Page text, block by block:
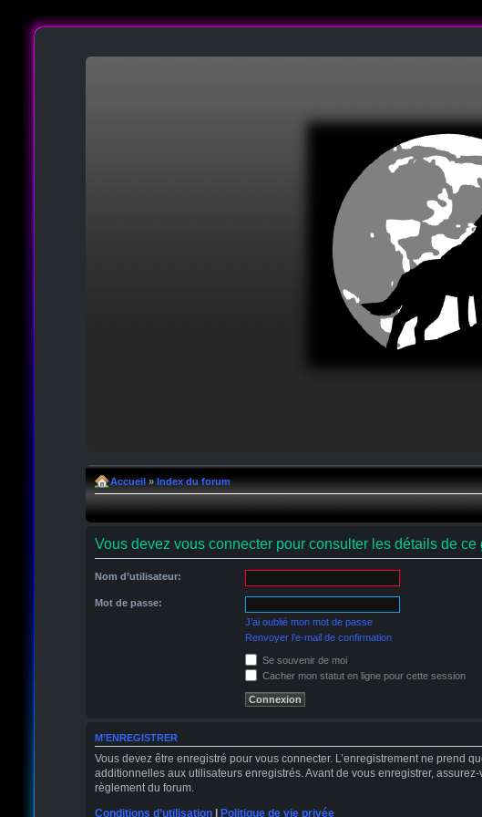
Accueil» Index du forum
Vous devez vous connecter pour consulter les détails de ce
Nom d’utilisateur:
Mot de passe:
J’ai oublié mon mot de passe
Renvoyer l’e-mail de confirmation
Se souvenir de moi
Cacher mon statut en ligne pour cette session
M’ENREGISTRER
Vous devez être enregistré pour vous connecter. L’enregistrement ne prend
additionnelles aux utilisateurs enregistrés. Avant de vous enregistrer,
règlement du forum.
Conditions d’utilisation| Politique de vie privée